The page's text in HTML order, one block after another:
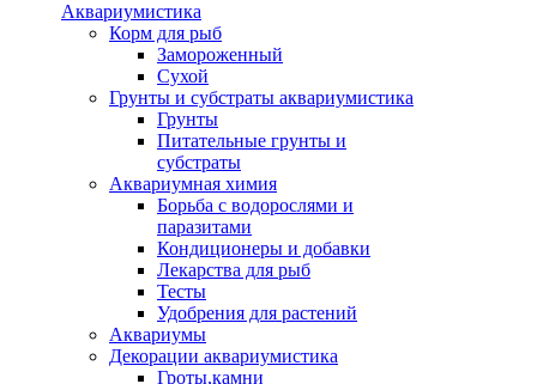
Аквариумистика
Корм для рыб
Замороженный
Сухой
Грунты и субстраты аквариумистика
Грунты
Питательные грунты и
субстраты
Аквариумная химия
Борьба с водорослями и
паразитами
Кондиционеры и добавки
Лекарства для рыб
Тесты
Удобрения для растений
Аквариумы
Декорации аквариумистика
Гроты,камни